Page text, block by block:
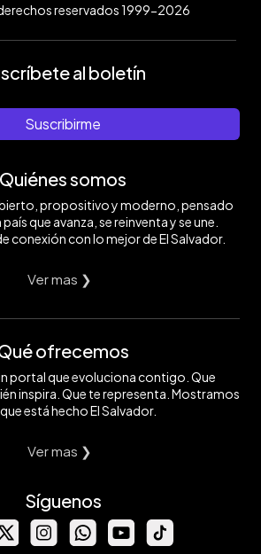
reservados 1999-2026
al boletín
Suscribirme
Quiénes somos
propositivo y moderno, pensado
que avanza, se reinventa y se une.
conexión con lo mejor de El Salvador.
Ver mas ❯
ofrecemos
portal que evoluciona contigo. Que
inspira. Que te representa. Mostramos
está hecho El Salvador.
Ver mas ❯
Síguenos